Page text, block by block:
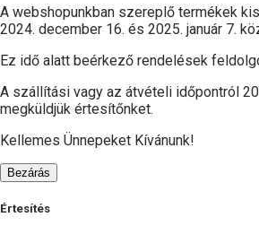
A webshopunkban szereplő termékek
2024. december 16. és 2025. január 7.
Ez idő alatt beérkező rendelések
A szállítási vagy az átvételi időpontról
megküldjük értesítőnket.
Kellemes Ünnepeket Kívánunk!
Bezárás
Értesítés